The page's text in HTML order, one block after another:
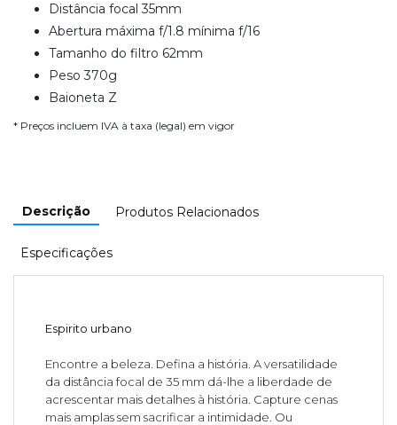
Distância focal 35mm
Abertura máxima f/1.8 mínima f/16
Tamanho do filtro 62mm
Peso 370g
Baioneta Z
* Preços incluem IVA à taxa (legal) em vigor
Descrição Produtos Relacionados
Especificações
Espirito urbano
Encontre a beleza. Defina a história. A versatilidade
da distância focal de 35 mm dá-lhe a liberdade de
acrescentar mais detalhes à história. Capture cenas
mais amplas sem sacrificar a intimidade. Ou